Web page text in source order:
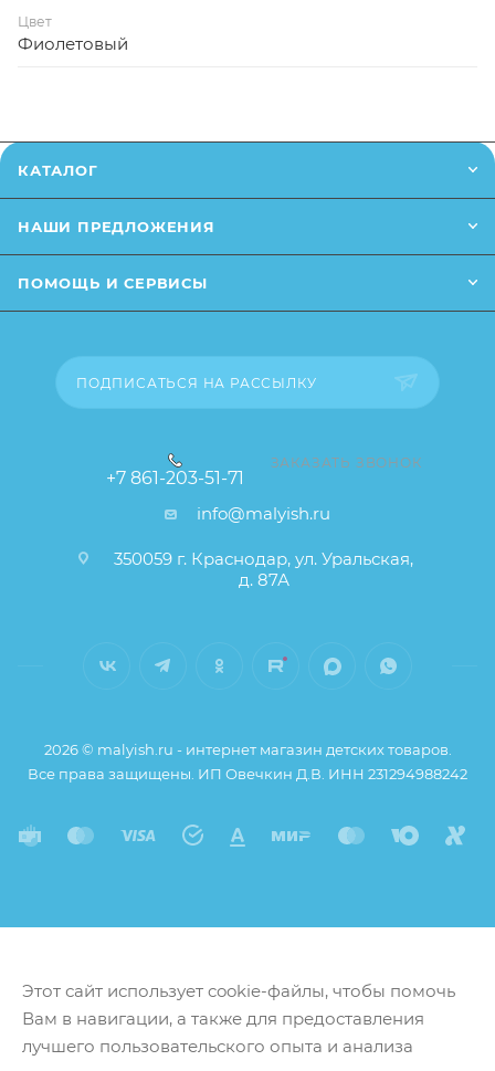
Цвет
Фиолетовый
КАТАЛОГ
НАШИ ПРЕДЛОЖЕНИЯ
ПОМОЩЬ И СЕРВИСЫ
ПОДПИСАТЬСЯ НА РАССЫЛКУ
+7 861-203-51-71
ЗАКАЗАТЬ ЗВОНОК
info@malyish.ru
350059 г. Краснодар, ул. Уральская,
д. 87А
2026 © malyish.ru - интернет магазин детских товаров.
Все права защищены. ИП Овечкин Д.В. ИНН 231294988242
Этот сайт использует cookie-файлы, чтобы помочь
Вам в навигации, а также для предоставления
лучшего пользовательского опыта и анализа